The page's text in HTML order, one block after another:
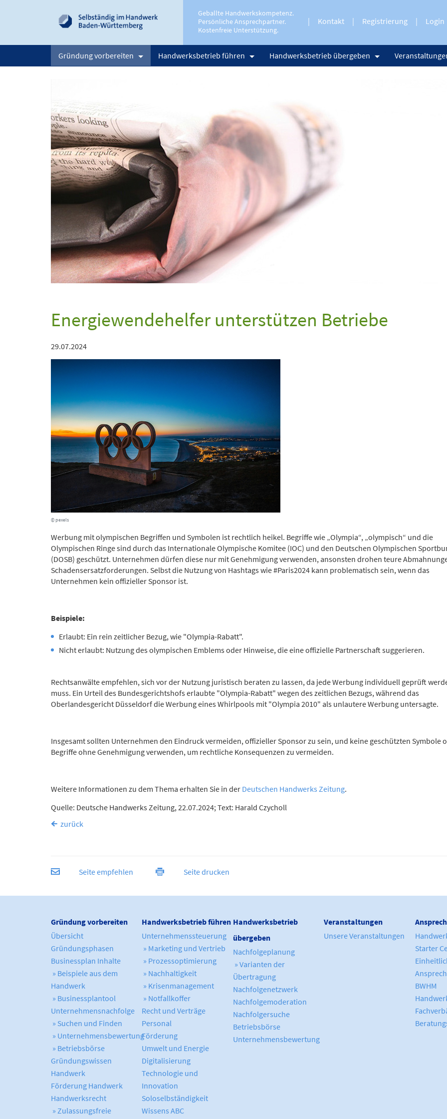
Geballte Handwerkskompetenz.
Persönliche Ansprechpartner.
Kostenfreie Unterstützung.
Kontakt Registrierung Login
Gründung vorbereiten Handwerksbetrieb führen Handwerksbetrieb übergeben
Energiewendehelfer unterstützen Betriebe
29.07.2024
© pexels
Werbung mit olympischen Begriffen und Symbolen ist rechtlich heikel. Begriffe wie „Olympia“, „olympisch“ und die
Olympischen Ringe sind durch das Internationale Olympische Komitee (IOC) und den Deutschen Olympischen
(DOSB) geschützt. Unternehmen dürfen diese nur mit Genehmigung verwenden, ansonsten drohen teure
Schadensersatzforderungen. Selbst die Nutzung von Hashtags wie #Paris2024 kann problematisch sein, wenn das
Unternehmen kein offizieller Sponsor ist.
Beispiele:
Erlaubt: Ein rein zeitlicher Bezug, wie "Olympia-Rabatt".
Nicht erlaubt: Nutzung des olympischen Emblems oder Hinweise, die eine offizielle Partnerschaft suggerieren.
Rechtsanwälte empfehlen, sich vor der Nutzung juristisch beraten zu lassen, da jede Werbung individuell geprüft
muss. Ein Urteil des Bundesgerichtshofs erlaubte "Olympia-Rabatt" wegen des zeitlichen Bezugs, während das
Oberlandesgericht Düsseldorf die Werbung eines Whirlpools mit "Olympia 2010" als unlautere Werbung untersagte.
Insgesamt sollten Unternehmen den Eindruck vermeiden, offizieller Sponsor zu sein, und keine geschützten Symbole
Begriffe ohne Genehmigung verwenden, um rechtliche Konsequenzen zu vermeiden.
Weitere Informationen zu dem Thema erhalten Sie in der Deutschen Handwerks Zeitung.
Quelle: Deutsche Handwerks Zeitung, 22.07.2024; Text: Harald Czycholl
zurück
Seite empfehlen Seite drucken
Gründung vorbereiten
Übersicht
Gründungsphasen
Businessplan Inhalte
» Beispiele aus dem
Handwerk
» Businessplantool
Unternehmensnachfolge
» Suchen und Finden
» Unternehmensbewertung
» Betriebsbörse
Gründungswissen
Handwerk
Förderung Handwerk
Handwerksrecht
» Zulassungsfreie
Handwerksbetrieb führen
Unternehmenssteuerung
» Marketing und Vertrieb
» Prozessoptimierung
» Nachhaltigkeit
» Krisenmanagement
» Notfallkoffer
Recht und Verträge
Personal
Förderung
Umwelt und Energie
Digitalisierung
Technologie und
Innovation
Soloselbständigkeit
Wissens ABC
Handwerksbetrieb
übergeben
Nachfolgeplanung
» Varianten der
Übertragung
Nachfolgenetzwerk
Nachfolgemoderation
Nachfolgersuche
Betriebsbörse
Unternehmensbewertung
Veranstaltungen
Unsere Veranstaltungen
Starter
BWHM